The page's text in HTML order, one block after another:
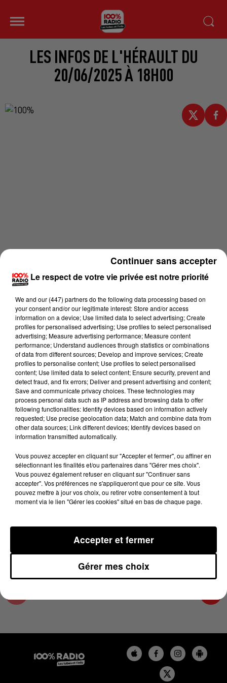
LES INFOS DE L'HÉRAULT DU
20/06/2025 À 18H00
Lecture (3 min 56 sec)
100%
100% Radio les infos de l'Hérault
20 juin 2025 - 3 min 56 sec
LES INFOS DE L'HÉRAULT DU 20/06/2025 À
18H00
Podcasts infos de l'Hérault
Le respect de votre vie privée est notre priorité
We and our (447) partnersdo the following data processing based on
your consent and/or our legitimate interest: Store and/or access
information on a device; Use limited data to select advertising; Create
profiles for personalised advertising; Use profiles to select personalised
advertising; Measure advertising performance; Measure content
performance; Understand audiences through statistics or combinations
of data from different sources; Develop and improve services; Create
profiles to personalise content; Use profiles to select personalised
content; Use limited data to select content; Ensure security, prevent and
detect fraud, and fix errors; Deliver and present advertising and content;
Save and communicate privacy choices. These technologies may
process personal data such as IP address and browsing data to offer
following functionalities: Identify devices based on information actively
requested; Use precise geolocation data; Match and combine data from
other data sources; Link different devices; Identify devices based on
information transmitted automatically.
Vous pouvez accepter en cliquant sur "Accepter et fermer", ou affiner en
sélectionnant les finalités et/ou partenaires dans "Gérer mes choix".
Vous pouvez également refuser en cliquant sur "Continuer sans
accepter". Vos préférences ne s'appliqueront que pour ce site. Vous
pouvez mettre à jour vos choix, ou retirer votre consentement à tout
moment via le lien "Gérer les cookies" situé en bas de chaque page.
Gérer mes choix
Accepter et fermer
Continuer sans accepter